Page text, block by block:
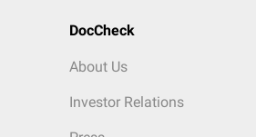
DocCheck
About Us
Investor Relations